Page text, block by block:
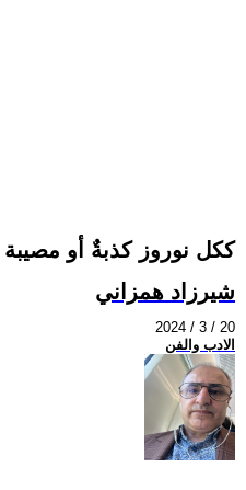
ككل نوروز كذبةٌ أو مصيبة
شيرزاد همزاني
2024 / 3 / 20
الادب والفن